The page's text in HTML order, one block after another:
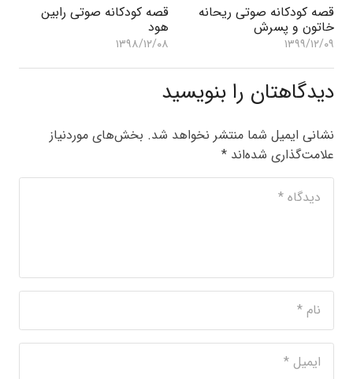
قصه کودکانه صوتی ریحانه
خاتون و پسرش
۱۳۹۹/۱۲/۰۹
قصه کودکانه صوتی رابین
هود
۱۳۹۸/۱۲/۰۸
دیدگاهتان را بنویسید
نشانی ایمیل شما منتشر نخواهد شد. بخش‌های موردنیاز
علامت‌گذاری شده‌اند *